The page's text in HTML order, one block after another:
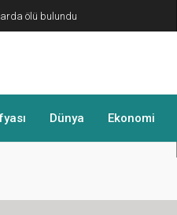
ölü bulundu
Dünya Ekonomi